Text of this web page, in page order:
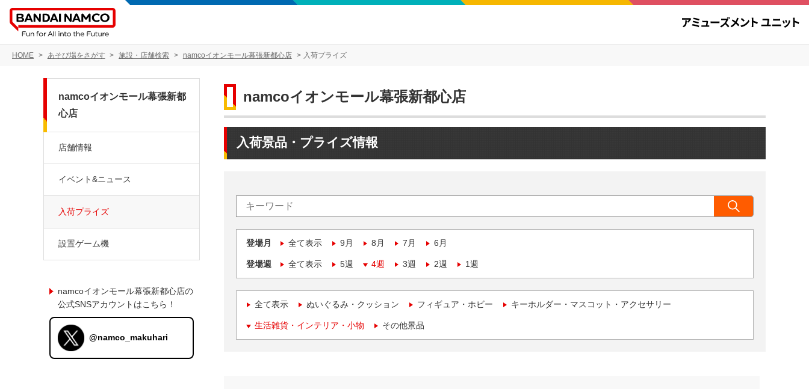
HOME あそび場をさがす 施設・店舗検索 namcoイオンモール幕張新都心店 入荷プライズ
namcoイオンモール幕張新都心店
入荷景品・プライズ情報
登場月 全て表示 9月 8月 7月 6月
登場週 全て表示 5週 4週 3週 2週 1週
全て表示 ぬいぐるみ・クッション フィギュア・ホビー キーホルダー・マスコット・アクセサリー
生活雑貨・インテリア・小物 その他景品
namcoイオンモール幕張新都
心店
店舗情報
イベント&ニュース
入荷プライズ
設置ゲーム機
namcoイオンモール幕張新都心店の
公式SNSアカウントはこちら！
@namco_makuhari